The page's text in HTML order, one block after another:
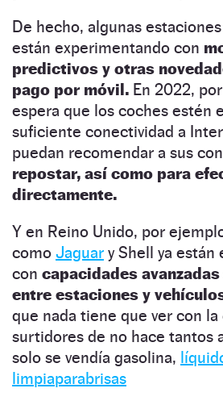
De hecho, algunas
están experimentando con
predictivos y otras
pago por móvil. En 2022,
espera que los coches estén
suficiente conectividad a
puedan recomendar a sus
repostar, así como para
directamente.
Y en Reino Unido, por
como Jaguar y Shell ya
con capacidades
entre estaciones y
que nada tiene que ver con
surtidores de no hace tantos
solo se vendía gasolina,
limpiaparabrisas